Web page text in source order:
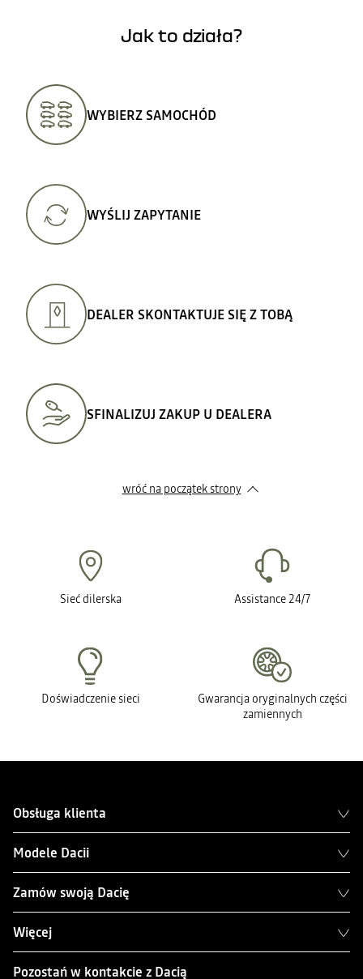
Jak to działa?
WYBIERZ SAMOCHÓD
WYŚLIJ ZAPYTANIE
DEALER SKONTAKTUJE SIĘ Z TOBĄ
SFINALIZUJ ZAKUP U DEALERA
wróć na początek strony
Sieć dilerska Assistance 24/7
Doświadczenie sieci
Gwarancja oryginalnych części
zamiennych
Obsługa klienta
Modele Dacii
Zamów swoją Dacię
Więcej
Pozostań w kontakcie z Dacią